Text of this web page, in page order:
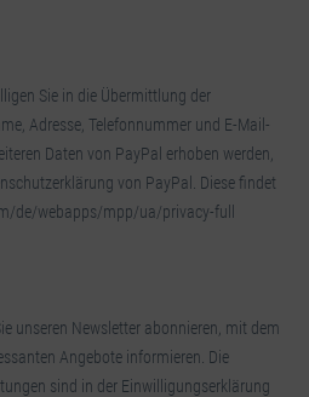
Sie in die Übermittlung der
Adresse, Telefonnummer und E-Mail-
Daten von PayPal erhoben werden,
von PayPal. Diese findet
de/webapps/mpp/ua/privacy-full
unseren Newsletter abonnieren, mit dem
Angebote informieren. Die
sind in der Einwilligungserklärung